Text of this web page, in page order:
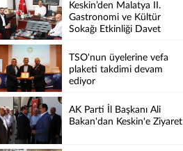
Keskin’den Malatya II.
Gastronomi ve Kültür
Sokağı Etkinliği Davet
TSO'nun üyelerine vefa
plaketi takdimi devam
ediyor
AK Parti İl Başkanı Ali
Bakan'dan Keskin'e Ziyaret